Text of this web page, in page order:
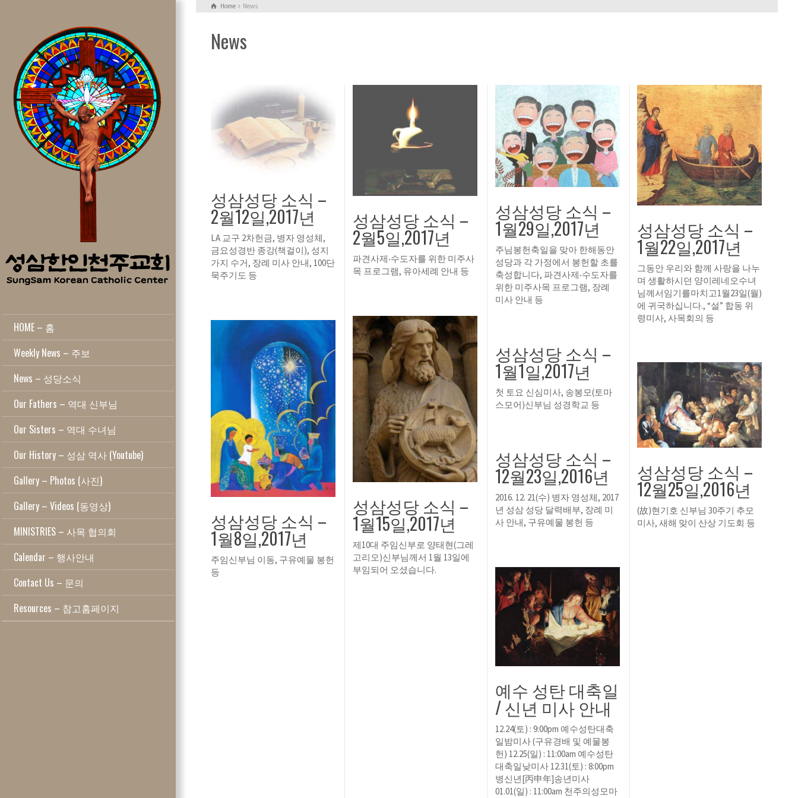
HOME – 홈
Weekly News – 주보
News – 성당소식
Our Fathers – 역대 신부님
Our Sisters – 역대 수녀님
Our History – 성삼 역사 (Youtube)
Gallery – Photos (사진)
Gallery – Videos (동영상)
MINISTRIES – 사목 협의회
Calendar – 행사안내
Contact Us – 문의
Resources – 참고홈페이지
Home News
News
성삼성당 소식 –
2월12일,2017년
LA 교구 2차헌금, 병자 영성체,
금요성경반 종강(책걸이), 성지
가지 수거, 장례 미사 안내, 100단
묵주기도 등
성삼성당 소식 –
2월5일,2017년
파견사제‧수도자를 위한 미주사
목 프로그램, 유아세례 안내 등
성삼성당 소식 –
1월29일,2017년
주님봉헌축일을 맞아 한해동안
성당과 각 가정에서 봉헌할 초를
축성합니다, 파견사제‧수도자를
위한 미주사목 프로그램, 장례
미사 안내 등
성삼성당 소식 –
1월22일,2017년
그동안 우리와 함께 사랑을 나누
며 생활하시던 양이레네오수녀
님께서임기를마치고1월23일(월)
에 귀국하십니다., “설” 합동 위
령미사, 사목회의 등
성삼성당 소식 –
1월15일,2017년
제10대 주임신부로 양태현(그레
고리오)신부님께서 1월 13일에
부임되어 오셨습니다.
성삼성당 소식 –
1월8일,2017년
주임신부님 이동, 구유예물 봉헌
등
성삼성당 소식 –
1월1일,2017년
첫 토요 신심미사, 송봉모(토마
스모어)신부님 성경학교 등
성삼성당 소식 –
12월25일,2016년
(故)현기호 신부님 30주기 추모
미사, 새해 맞이 산상 기도회 등
성삼성당 소식 –
12월23일,2016년
2016. 12. 21(수) 병자 영성체, 2017
년 성삼 성당 달력배부, 장례 미
사 안내, 구유예물 봉헌 등
예수 성탄 대축일
/ 신년 미사 안내
12.24(토) : 9:00pm 예수성탄대축
일밤미사 (구유경배 및 예물봉
헌) 12.25(일) : 11:00am 예수성탄
대축일낮미사 12.31(토) : 8:00pm
병신년[丙申年]송년미사
01.01(일) : 11:00am 천주의성모마